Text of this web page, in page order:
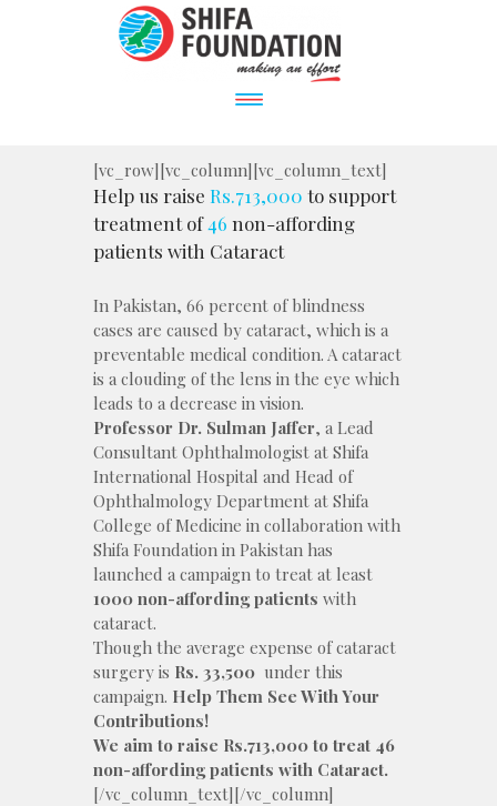
[vc_row][vc_column][vc_column_text]
Help us raise Rs.713,000 to support
treatment of46 non-affording
patients with Cataract
In Pakistan, 66 percent of blindness
cases are caused by cataract, which is a
preventable medical condition. A cataract
is a clouding of the lens in the eye which
leads to a decrease in vision.
Professor Dr. Sulman Jaffer, a Lead
Consultant Ophthalmologist at Shifa
International Hospital and Head of
Ophthalmology Department at Shifa
College of Medicine in collaboration with
Shifa Foundation in Pakistan has
launched a campaign to treat at least
1000 non-affording patients with
cataract.
Though the average expense of cataract
surgery is Rs. 33,500 under this
campaign. Help Them See With Your
Contributions!
We aim to raise Rs.713,000 to treat 46
non-affording patients with Cataract.
[/vc_column_text][/vc_column][/vc_row][vc_row disable_element=”yes”][vc_column][vc_btn title=”Donate Now” style=”custom” custom_background=”#126ae5″ custom_text=”#ffffff” shape=”round” align=”center” link=”url:%20https%3A%2F%2Fshifafoundation.org%2Fdonations%2F|||”][/vc_column][/vc_row][vc_row disable_element=”yes”][vc_column][vc_raw_html]JTNDZGl2JTIwY2xhc3MlM0QlMjJjb2wtbWQtMTIlMjBjb2wteHMtMTIlMjIlM0UlMEElMjAlMjAlMjAlMjAlM0NkaXYlMjBjbGFzcyUzRCUyMmNhbXBhaWduLXNpbmdsZS1kb25hdGlvbi10ZXh0JTIyJTNFJTBBJTIwJTIwJTIwJTIwJTIwJTIwJTIwJTIwJTNDZm9ybSUyMG1ldGhvZCUzRCUyMkdFVCUyMiUyMGlkJTNEJTIyY2hhcml0YWJsZS1kb25hdGlvbi1mb3JtJTIyJTIwY2xhc3MlM0QlMjJjaGFyaXRhYmxlLWRvbmF0aW9uLWZvcm0lMjBjaGFyaXRhYmxlLWZvcm0lMjIlMjBhY3Rpb24lM0QlMjJodHRwcyUzQSUyRiUyRmRvbmF0ZXBrLnNoaWZhZm91bmRhdGlvbi5vcmclMkZwYXltZW50cyUyRmNhbXBhaWduJTIyJTNFJTBBJTIwJTIwJTIwJTIwJTIwJTIwJTIwJTIwJTBBJTIwJTIwJTIwJTIwJTIwJTIwJTIwJTIwJTIwJTIwJTIwJTIwJTNDZGl2JTIwY2xhc3MlM0QlMjJ0cGF0aC1jaGFyaXRhYmxlLWZvcm0td3JhcHBlciUyMiUzRSUwQSUyMCUyMCUyMCUyMCUwQSUyMCUyMCUyMCUyMCUyMCUyMCUyMCUyMCUyMCUyMCUyMCUyMCUyMCUyMCUyMCUyMCUzQ2RpdiUyMGNsYXNzJTNEJTIyY2hhcml0YWJsZS1mb3JtLWZpZWxkcyUyMGNmJTIyJTNFJTIwJTIwJTBBJTIwJTIwJTIwJTIwJTIwJTIwJTIwJTIwJTIwJTIwJTIwJTIwJTIwJTIwJTIwJTIwJTIwJTIwJTIwJTIwJTNDZmllbGRzZXQlMjBpZCUzRCUyMmNoYXJpdGFibGUtZG9ub3ItZmllbGRzJTIyJTIwY2xhc3MlM0QlMjJjaGFyaXRhYmxlLWZpZWxkc2V0JTIyJTNFJTBBJTIwJTIwJTIwJTIwJTIwJTIwJTIwJTIwJTIwJTIwJTIwJTIwJTIwJTIwJTBBJTIwJTIwJTIwJTIwJTIwJTIwJTIwJTIwJTIwJTIwJTIwJTIwJTIwJTIwJTIwJTIwJTIwJTIwJTIwJTIwJTIwJTIwJTIwJTIwJTNDZGl2JTIwY2xhc3MlM0QlMjJjaGFyaXRhYmxlLWZvcm0taGVhZGVyJTIyJTNFJTNDaDQlM0VEb25vciUyMEluZm9ybWF0aW9uJTNDJTJGaDQlM0UlM0MlMkZkaXYlM0UlMEElMEElMjAlMjAlMjAlMjAlMjAlMjAlMjAlMjAlMjAlMjAlMjAlMjAlMjAlMjAlMjAlMjAlMjAlMjAlMjAlMjAlMjAlMjAlMjAlMjAlM0NkaXYlMjBjbGFzcyUzRCUyMmNoYXJpdGFibGUtZm9ybS1maWVsZHMlMjBjZiUyMiUzRSUwQSUyMCUyMCUyMCUyMCUyMCUyMCUyMCUyMCUyMCUyMCUyMCUyMCUyMCUyMCUyMCUyMCUyMCUyMCUyMCUyMCUyMCUyMCUyMCUyMCUyMCUyMCUyMCUyMCUzQ2RpdiUzRSUwQSUyMCUyMCUyMCUyMCUyMCUyMCUyMCUyMCUyMCUyMCUyMCUyMCUyMCUyMCUyMCUyMCUyMCUyMCUyMCUyMCUyMCUyMCUyMCUyMCUyMCUyMCUyMCUyMCUzQ2RpdiUyMGlkJTNEJTIyY2hhcml0YWJsZV9maWVsZF9maXJzdF9uYW1lJTIyJTIwY2xhc3MlM0QlMjJjaGFyaXRhYmxlLWZvcm0tZmllbGQlMjBjaGFyaXRhYmxlLWZvcm0tZmllbGQtdGV4dCUyMHJlcXVpcmVkLWZpZWxkJTIwb2RkJTIyJTNFJTBBJTIwJTIwJTIwJTIwJTIwJTIwJTIwJTIwJTIwJTIwJTIwJTIwJTIwJTIwJTIwJTIwJTIwJTIwJTIwJTIwJTIwJTIwJTIwJTIwJTIwJTIwJTIwJTIwJTIwJTIwJTIwJTIwJTNDbGFiZWwlMjBmb3IlM0QlMjJjaGFyaXRhYmxlX2ZpZWxkX2ZpcnN0X25hbWVfZWxlbWVudCUyMiUzRU5hbWUlM0NhYmJyJTIwY2xhc3MlM0QlMjJyZXF1aXJlZCUyMiUyMHRpdGxlJTNEJTIycmVxdWlyZWQlMjIlM0UlMkElM0MlMkZhYmJyJTNFJTBBJTIwJTIwJTIwJTIwJTIwJTIwJTIwJTIwJTIwJTIwJTIwJTIwJTIwJTIwJTIwJTIwJTIwJTIwJTIwJTIwJTIwJTIwJTIwJTIwJTIwJTIwJTIwJTIwJTIwJTIwJTIwJTIwJTNDJTJGbGFiZWwlM0UlMEElMjAlMjAlMjAlMjAlMjAlMjAlMjAlMjAlMjAlMjAlMjAlMjAlMjAlMjAlMjAlMjAlMjAlMjAlMjAlMjAlMjAlMjAlMjAlMjAlMjAlMjAlMjAlMjAlMjAlMjAlMjAlMjAlM0NpbnB1dCUyMG5hbWUlM0QlMjJuYW1lJTIyJTIwaWQlM0QlMjJjaGFyaXRhYmxlX2ZpZWxkX2ZpcnN0X25hbWVfZWxlbWVudCUyMiUyMHZhbHVlJTNEJTIyJTIyJTIwdHlwZSUzRCUyMnRleHQlMjIlMjByZXF1aXJlZCUzRSUwQSUyMCUyMCUyMCUyMCUyMCUyMCUyMCUyMCUyMCUyMCUyMCUyMCUyMCUyMCUyMCUyMCUyMCUyMCUyMCUyMCUyMCUyMCUyMCUyMCUyMCUyMCUyMCUyMCUzQyUyRmRpdiUzRSUwQSUyMCUyMCUyMCUyMCUyMCUyMCUyMCUyMCUyMCUyMCUyMCUyMCUyMCUyMCUyMCUyMCUyMCUyMCUyMCUyMCUyMCUyMCUyMCUyMCUyMCUyMCUyMCUyMCUzQ2RpdiUyMGlkJTNEJTIyY2hhcml0YWJsZV9maWVsZF9sYXN0X25hbWUlMjIlMjBjbGFzcyUzRCUyMmNoYXJpdGFibGUtZm9ybS1maWVsZCUyMGNoYXJpdGFibGUtZm9ybS1maWVsZC10ZXh0JTIwcmVxdWlyZWQtZmllbGQlMjBldmVuJTIyJTNFJTBBJTIwJTIwJTIwJTIwJTIwJTIwJTIwJTIwJTIwJTIwJTIwJTIwJTIwJTIwJTIwJTIwJTIwJTIwJTIwJTIwJTIwJTIwJTIwJTIwJTIwJTIwJTIwJTIwJTIwJTIwJTIwJTIwJTNDbGFiZWwlMjBmb3IlM0QlMjJjaGFyaXRhYmxlX2ZpZWxkX2xhc3RfbmFtZV9lbGVtZW50JTIyJTNFUGxlZGdlJTIwRm9yJTBBJTIwJTIwJTIwJTIwJTIwJTIwJTIwJTIwJTIwJTIwJTIwJTIwJTIwJTIwJTIwJTIwJTIwJTIwJTIwJTIwJTIwJTIwJTIwJTIwJTIwJTIwJTIwJTIwJTIwJTIwJTIwJTIwJTNDJTJGbGFiZWwlM0UlMEElMjAlMjAlMjAlMjAlMjAlMjAlMjAlMjAlMjAlMjAlMjAlMjAlMjAlMjAlMjAlMjAlMjAlMjAlMjAlMjAlMjAlMjAlMjAlMjAlMjAlMjAlMjAlMjAlMjAlMjAlMjAlMjAlM0NpbnB1dCUyMG5hbWUlM0QlMjJwbGVkZ2VkX2ZvciUyMiUyMGlkJTNEJTIyY2hhcml0YWJsZV9maWVsZF9sYXN0X25hbWVfZWxlbWVudCUyMiUyMHZhbHVlJTNEJTIyJTIyJTIwcGxhY2Vob2xkZXIlM0QlMjJFZXNhbC1lLVNhd2FiJTIyJTIwdHlwZSUzRCUyMnRleHQlMjIlM0UlMEElMjAlMjAlMjAlMjAlMjAlMjAlMjAlMjAlMjAlMjAlMjAlMjAlMjAlMjAlMjAlMjAlMjAlMjAlMjAlMjAlMjAlMjAlMjAlMjAlMjAlMjAlMjAlMjAlM0MlMkZkaXYlM0UlMEElMjAlMjAlMjAlMjAlMjAlMjAlMjAlMjAlMjAlMjAlMjAlMjAlMjAlMjAlMjAlMjAlMjAlMjAlMjAlMjAlMjAlMjAlMjAlMjAlMjAlMjAlMjAlMjAlM0MlMkZkaXYlM0UlMEElMjAlMjAlMjAlMjAlMjAlMjAlMjAlMjAlMjAlMjAlMjAlMjAlMjAlMjAlMjAlMjAlMjAlMjAlMjAlMjAlMjAlMjAlMjAlMjAlMjAlMjAlMjAlMjAlM0NkaXYlM0UlMEElMjAlMjAlMjAlMjAlMjAlMjAlMjAlMjAlMjAlMjAlMjAlMjAlMjAlMjAlMjAlMjAlMjAlMjAlMjAlMjAlMjAlMjAlMjAlMjAlMjAlMjAlMjAlMjAlM0NkaXYlMjBpZCUzRCUyMmNoYXJpdGFibGVfZmllbGRfZW1haWxfZWxlbWVudCUyMiUyMGNsYXNzJTNEJTIyY2hhcml0YWJsZS1mb3JtLWZpZWxkJTIwY2hhcml0YWJsZS1mb3JtLWZpZWxkLXRleHQlMjByZXF1aXJlZC1maWVsZCUyMG9kZCUyMiUzRSUwQSUyMCUyMCUyMCUyMCUyMCUyMCUyMCUyMCUyMCUyMCUyMCUyMCUyMCUyMCUyMCUyMCUyMCUyMCUyMCUyMCUyMCUyMCUyMCUyMCUyMCUyMCUyMCUyMCUyMCUyMCUyMCUyMCUzQ2xhYmVsJTIwZm9yJTNEJTIyY2hhcml0YWJsZV9maWVsZF9lbWFpbF9lbGVtZW50JTIyJTNFRW1haWwlMEElMjAlMjAlMjAlMjAlMjAlMjAlMjAlMjAlMjAlMjAlMjAlMjAlMjAlMjAlMjAlMjAlMjAlMjAlMjAlMjAlMjAlMjAlMjAlMjAlMjAlMjAlMjAlMjAlMjAlMjAlMjAlMjAlM0MlMkZsYWJlbCUzRSUwQSUyMCUyMCUyMCUyMCUyMCUyMCUyMCUyMCUyMCUyMCUyMCUyMCUyMCUyMCUyMCUyMCUyMCUyMCUyMCUyMCUyMCUyMCUyMCUyMCUyMCUyMCUyMCUyMCUyMCUyMCUyMCUyMCUzQ2lucHV0JTIwbmFtZSUzRCUyMmVtYWlsJTIyJTIwaWQlM0QlMjJjaGFyaXRhYmxlX2ZpZWxkX2VtYWlsX2VsZW1lbnQlMjIlMjB2YWx1ZSUzRCUyMiUyMiUyMHBsYWNlaG9sZGVyJTNEJTIyRW1haWwlMjIlMjB0eXBlJTNEJTIydGV4dCUyMiUyMHJlcXVpcmVkJTIwcGF0dGVybiUzRCUyMiU1QkEtWmEtejAtOS5fJTI1JTJCLSU1RCUyQiU0MCU1QmEtejAtOS4tJTVEJTJCJTVDLiU1QmEteiU1RCU3QjIlMkM0JTdEJTI0JTIyJTNFJTBBJTIwJTIwJTIwJTIwJTIwJTIwJTIwJTIwJTIwJTIwJTIwJTIwJTIwJTIwJTIwJTIwJTIwJTIwJTIwJTIwJTIwJTIwJTIwJTIwJTIwJTIwJTIwJTIwJTNDJTJGZGl2JTNFJTBBJTIwJTIwJTIwJTIwJTIwJTIwJTIwJTIwJTIwJTIwJTIwJTIwJTIwJTIwJTIwJTIwJTIwJTIwJTIwJTIwJTIwJTIwJTIwJTIwJTIwJTIwJTIwJTIwJTNDZGl2JTIwaWQlM0QlMjJjaGFyaXRhYmxlX2ZpZWxkX3Bob25lX251bWJlciUyMiUyMGNsYXNzJTNEJTIyY2hhcml0YWJsZS1mb3JtLWZpZWxkJTIwY2hhcml0YWJsZS1mb3JtLWZpZWxkLXRleHQlMjByZXF1aXJlZC1maWVsZCUyMGV2ZW4lMjIlM0UlMEElMjAlMjAlMjAlMjAlMjAlMjAlMjAlMjAlMjAlMjAlMjAlMjAlMjAlMjAlMjAlMjAlMjAlMjAlMjAlMjAlMjAlMjAlMjAlMjAlMjAlMjAlMjAlMjAlMjAlMjAlMjAlMjAlM0NsYWJlbCUyMGZvciUzRCUyMmNoYXJpdGFibGVfZmllbGRfcGhvbmVfbnVtYmVyX2VsZW1lbnQlMjIlM0VDb250YWN0JTIwTnVtYmVyJTBBJTIwJTIwJTIwJTIwJTIwJTIwJTIwJTIwJTIwJTIwJTIwJTIwJTIwJTIwJTIwJTIwJTIwJTIwJTIwJTIwJTIwJTIwJTIwJTIwJTIwJTIwJTIwJTIwJTIwJTIwJTIwJTIwJTNDJTJGbGFiZWwlM0UlMEElMjAlMjAlMjAlMjAlMjAlMjAlMjAlMjAlMjAlMjAlMjAlMjAlMjAlMjAlMjAlMjAlMjAlMjAlMjAlMjAlMjAlMjAlMjAlMjAlMjAlMjAlMjAlMjAlMjAlMjAlMjAlMjAlM0NpbnB1dCUyMG5hbWUlM0QlMjJwaG9uZV9udW1iZXIlMjIlMjBpZCUzRCUyMmNoYXJpdGFibGVfZmllbGRfcGhvbmVfbnVtYmVyX2VsZW1lbnQlMjIlMjB2YWx1ZSUzRCUyMiUyMiUyMHBsYWNlaG9sZGVyJTNEJTIyQ29udGFjdCUyME51bWJlciUyMiUyMHR5cGUlM0QlMjJ0ZXh0JTIyJTNFJTBBJTIwJTIwJTIwJTIwJTIwJTIwJTIwJTIwJTIwJTIwJTIwJTIwJTIwJTIwJTIwJTIwJTIwJTIwJTIwJTIwJTIwJTIwJTIwJTIwJTIwJTIwJTIwJTIwJTNDJTJGZGl2JTNFJTBBJTIwJTIwJTIwJTIwJTIwJTIwJTIwJTIwJTIwJTIwJTIwJTIwJTIwJTIwJTIwJTIwJTIwJTIwJTIwJTIwJTIwJTIwJTIwJTIwJTIwJTIwJTIwJTIwJTNDJTJGZGl2JTNFJTBBJTIwJTIwJTIwJTIwJTIwJTIwJTIwJTIwJTIwJTIwJTIwJTIwJTIwJTIwJTIwJTIwJTIwJTIwJTIwJTIwJTIwJTIwJTIwJTIwJTIwJTIwJTIwJTIwJTNDZGl2JTNFJTBBJTIwJTIwJTIwJTIwJTIwJTIwJTIwJTIwJTIwJTIwJTIwJTIwJTIwJTIwJTIwJTIwJTIwJTIwJTIwJTIwJTIwJTIwJTIwJTIwJTIwJTIwJTIwJTIwJTNDZGl2JTIwaWQlM0QlMjJjaGFyaXRhYmxlX2ZpZWxkX21vYmlsZV9udW1iZXIlMjIlMjBjbGFzcyUzRCUyMmNoYXJpdGFibGUtZm9ybS1maWVsZCUyMGNoYXJpdGFibGUtZm9ybS1maWVsZC10ZXh0JTIwcmVxdWlyZWQtZmllbGQlMjBvZGQlMjIlM0UlMEElMjAlMjAlMjAlMjAlMjAlMjAlMjAlMjAlMjAlMjAlMjAlMjAlMjAlMjAlMjAlMjAlMjAlMjAlMjAlMjAlMjAlMjAlMjAlMjAlMjAlMjAlMjAlMjAlMjAlMjAlMjAlMjAlM0NsYWJlbCUyMGZvciUzRCUyMmNoYXJpdGFibGVfZmllbGRfbW9iaWxlX251bWJlcl9lbGVtZW50JTIyJTNFTW9iaWxlJTIwTnVtYmVyJTBBJTIwJTIwJTIwJTIwJTIwJTIwJTIwJTIwJTIwJTIwJTIwJTIwJTIwJTIwJTIwJTIwJTIwJTIwJTIwJTIwJTIwJTIwJTIwJTIwJTIwJTIwJTIwJTIwJTIwJTIwJTIwJTIwJTNDJTJGbGFiZWwlM0UlMEElMjAlMjAlMjAlMjAlMjAlMjAlMjAlMjAlMjAlMjAlMjAlMjAlMjAlMjAlMjAlMjAlMjAlMjAlMjAlMjAlMjAlMjAlMjAlMjAlMjAlMjAlMjAlMjAlMjAlMjAlMjAlMjAlM0NpbnB1dCUyMG5hbWUlM0QlMjJtb2JpbGVfbnVtYmVyJTIyJTIwaWQlM0QlMjJjaGFyaXRhYmxlX2ZpZWxkX21vYmlsZV9udW1iZXJfZWxlbWVudCUyMiUyMHZhbHVlJTNEJTIyJTIyJTIwcGxhY2Vob2xkZXIlM0QlMjJNb2JpbGUlMjBOdW1iZXIlMjIlMjB0eXBlJTNEJTIydGV4dCUyMiUzRSUwQSUyMCUyMCUyMCUyMCUyMCUyMCUyMCUyMCUyMCUyMCUyMCUyMCUyMCUyMCUyMCUyMCUyMCUyMCUyMCUyMCUyMCUyMCUyMCUyMCUyMCUyMCUyMCUyMCUzQyUyRmRpdiUzRSUwQSUyMCUyMCUyMCUyMCUyMCUyMCUyMCUyMCUyMCUyMCUyMCUyMCUyMCUyMCUyMCUyMCUyMCUyMCUyMCUyMCUyMCUyMCUyMCUyMCUyMCUyMCUyMCUyMCUzQ2RpdiUyMGlkJTNEJTIyY2hhcml0YWJsZV9maWVsZF9hZGRyZXNzMSUyMiUyMGNsYXNzJTNEJTIyY2hhcml0YWJsZS1mb3JtLWZpZWxkJTIwY2hhcml0YWJsZS1mb3JtLWZpZWxkLXRleHQlMjByZXF1aXJlZC1maWVsZCUyMGV2ZW4lMjIlM0UlMEElMjAlMjAlMjAlMjAlMjAlMjAlMjAlMjAlMjAlMjAlMjAlMjAlMjAlMjAlMjAlMjAlMjAlMjAlMjAlMjAlMjAlMjAlMjAlMjAlMjAlMjAlMjAlMjAlMjAlMjAlMjAlMjAlM0NsYWJlbCUyMGZvciUzRCUyMmNoYXJpdGFibGVfZmllbGRfYWRkcmVzczFfZWxlbWVudCUyMiUzRUFkZHJlc3MlMEElMjAlMjAlMjAlMjAlMjAlMjAlMjAlMjAlMjAlMjAlMjAlMjAlMjAlMjAlMjAlMjAlMjAlMjAlMjAlMjAlMjAlMjAlMjAlMjAlMjAlMjAlMjAlMjAlMjAlMjAlMjAlMjAlM0MlMkZsYWJlbCUzRSUwQSUyMCUyMCUyMCUyMCUyMCUyMCUyMCUyMCUyMCUyMCUyMCUyMCUyMCUyMCUyMCUyMCUyMCUyMCUyMCUyMCUyMCUyMCUyMCUyMCUyMCUyMCUyMCUyMCUyMCUyMCUyMCUyMCUzQ2lucHV0JTIwbmFtZSUzRCUyMmFkZHJlc3MxJTIyJTIwaWQlM0QlMjJjaGFyaXRhYmxlX2ZpZWxkX2FkZHJlc3MxX2VsZW1lbnQlMjIlMjB2YWx1ZSUzRCUyMiUyMiUyMHBsYWNlaG9sZGVyJTNEJTIyQWRkcmVzcyUyMiUyMHR5cGUlM0QlMjJ0ZXh0JTIyJTIwcmVxdWlyZWQlM0UlMEElMjAlMjAlMjAlMjAlMjAlMjAlMjAlMjAlMjAlMjAlMjAlMjAlMjAlMjAlMjAlMjAlMjAlMjAlMjAlMjAlMjAlMjAlMjAlMjAlMjAlMjAlMjAlMjAlM0MlMkZkaXYlM0UlMEElMjAlMjAlMjAlMjAlMjAlMjAlMjAlMjAlMjAlMjAlMjAlMjAlMjAlMjAlMjAlMjAlMjAlMjAlMjAlMjAlMjAlMjAlMjAlMjAlMjAlMjAlMjAlMjAlM0MlMkZkaXYlM0UlMEElMjAlMjAlMjAlMjAlMjAlMjAlMjAlMjAlMjAlMjAlMjAlMjAlMjAlMjAlMjAlMjAlMjAlMjAlMjAlMjAlMjAlMjAlMjAlMjAlMjAlMjAlMjAlMjAlM0NkaXYlM0UlMEElMjAlMjAlMjAlMjAlMjAlMjAlMjAlMjAlMjAlMjAlMjAlMjAlMjAlMjAlMjAlMjAlMjAlMjAlMjAlMjAlMjAlMjAlMjAlMjAlMjAlMjAlMjAlMjAlM0NkaXYlMjBpZCUzRCUyMmNoYXJpdGF